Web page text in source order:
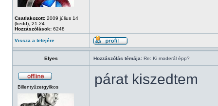
Csatlakozott: 2009 július 14
(kedd), 21:24
Hozzászólások: 6248
Vissza a tetejére
Elyes Hozzászólás témája: Re: Ki moderál épp?
Billentyűzetgyilkos párat kiszedtem